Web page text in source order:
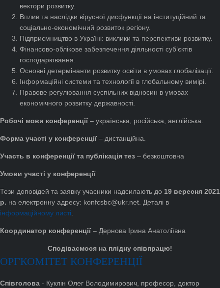
вектори розвитку.
Вплив та наслідки вірусної дисфункції на інституційний та
соціально-економічний розвиток регіону.
Підприємництво в Україні: виклики та перспективи розвитку.
Фінансово-облікове забезпечення діяльності суб’єктів
господарювання.
Основні детермінанти розвитку освіти в умовах глобалізації.
Інформаційні системи та технології в глобальному вимірі.
Правове регулювання суспільних відносин в умовах
економічного розвитку державності.
Робочі мови конференції– українська, російська, англійська.
Форма участі у конференції– дистанційна.
Участь в конференції та публікація тез – безкоштовна
Умови участі у конференції
Тези доповідей та заявку учасники надсилають до 19 вересня 2021
р. на електронну адресу: konfcsbc@ukr.net. Деталі в
інформаційному листі.
Координатор конференції– Дернова Ірина Анатоліївна
Сподіваємося на плідну співпрацю!
ОРГКОМІТЕТ КОНФЕРЕНЦІЇ
Співголова - Куклін Олег Володимирович, професор, доктор